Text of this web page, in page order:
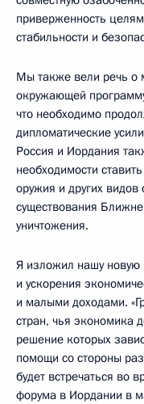
приверженность
стабильности и
Мы также вели речь о
окружающей
что необходимо
дипломатические
Россия и Иордания
необходимости
оружия и других
существования
уничтожения.
Я изложил нашу новую
и ускорения
и малыми доходами.
стран, чья экономика
решение которых
помощи со стороны
будет встречаться во
форума в Иордании в